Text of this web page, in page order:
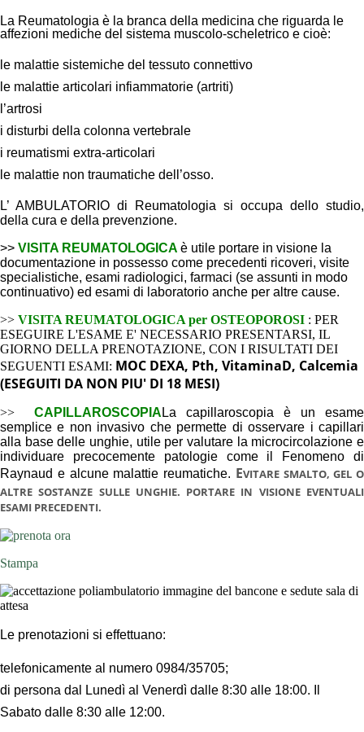
La Reumatologia è la branca della medicina che riguarda le
affezioni mediche del sistema muscolo-scheletrico e cioè:
le malattie sistemiche del tessuto connettivo
le malattie articolari infiammatorie (artriti)
l’artrosi
i disturbi della colonna vertebrale
i reumatismi extra-articolari
le malattie non traumatiche dell’osso.
L’ AMBULATORIO di Reumatologia si occupa dello studio,
della cura e della prevenzione.
>> VISITA REUMATOLOGICA è utile portare in visione la
documentazione in possesso come precedenti ricoveri, visite
specialistiche, esami radiologici, farmaci (se assunti in modo
continuativo) ed esami di laboratorio anche per altre cause.
>> VISITA REUMATOLOGICA per OSTEOPOROSI : PER
ESEGUIRE L'ESAME E' NECESSARIO PRESENTARSI, IL
GIORNO DELLA PRENOTAZIONE, CON I RISULTATI DEI
SEGUENTI ESAMI: MOC DEXA, Pth, VitaminaD, Calcemia
(ESEGUITI DA NON PIU' DI 18 MESI)
>> CAPILLAROSCOPIA La capillaroscopia è un esame
semplice e non invasivo che permette di osservare i capillari
alla base delle unghie, utile per valutare la microcircolazione e
individuare precocemente patologie come il
Fenomeno di
Raynaud e alcune malattie reumatiche. EVITARE SMALTO, GEL O
ALTRE SOSTANZE SULLE UNGHIE. PORTARE IN VISIONE EVENTUALI
ESAMI PRECEDENTI.
Stampa
Le prenotazioni si effettuano:
telefonicamente al numero 0984/35705;
di persona dal Lunedì al Venerdì dalle 8:30 alle 18:00. Il
Sabato dalle 8:30 alle 12:00.